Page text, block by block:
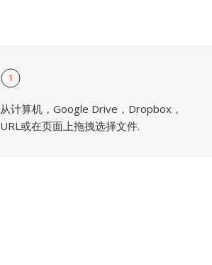
1
从计算机，Google Drive，Dropbox，
URL或在页面上拖拽选择文件.